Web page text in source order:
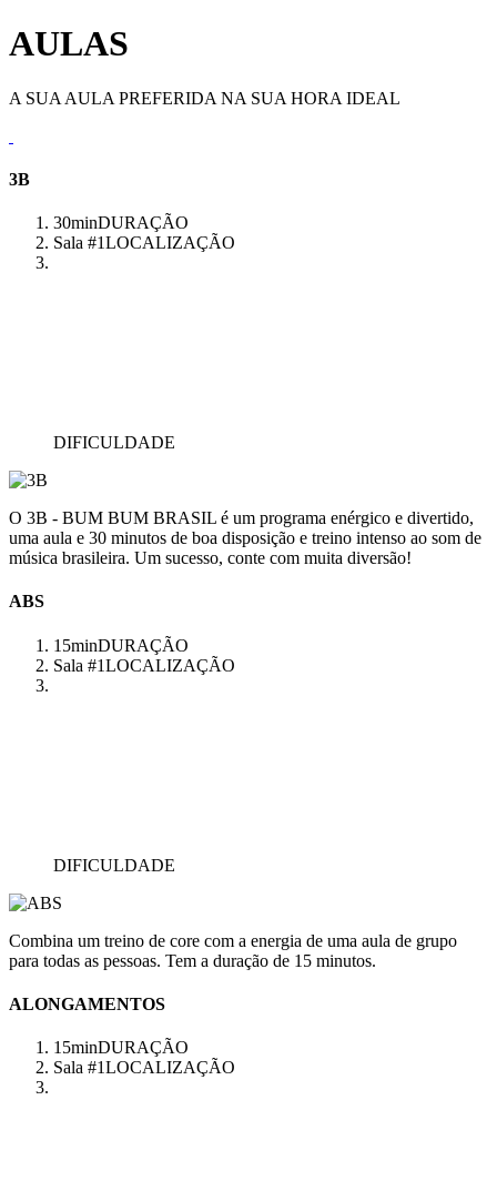
AULAS
A SUA AULA PREFERIDA NA SUA HORA IDEAL
3B
30minDURAÇÃO
Sala #1LOCALIZAÇÃO
DIFICULDADE
O 3B - BUM BUM BRASIL é um programa enérgico e divertido,
uma aula e 30 minutos de boa disposição e treino intenso ao som de
música brasileira. Um sucesso, conte com muita diversão!
ABS
15minDURAÇÃO
Sala #1LOCALIZAÇÃO
DIFICULDADE
Combina um treino de core com a energia de uma aula de grupo
para todas as pessoas. Tem a duração de 15 minutos.
ALONGAMENTOS
15minDURAÇÃO
Sala #1LOCALIZAÇÃO